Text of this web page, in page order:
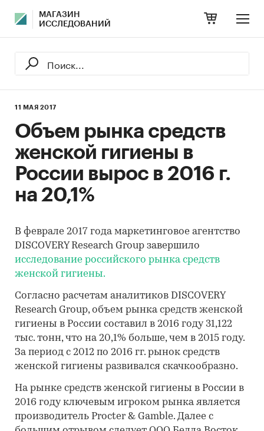
МАГАЗИН
ИССЛЕДОВАНИЙ
11 МАЯ 2017
Объем рынка средств
женской гигиены в
России вырос в 2016 г.
на 20,1%
В феврале 2017 года маркетинговое агентство
DISCOVERY Research Group завершило
исследование российского рынка средств
женской гигиены.
Согласно расчетам аналитиков DISCOVERY
Research Group, объем рынка средств женской
гигиены в России составил в 2016 году 31,122
тыс. тонн, что на 20,1% больше, чем в 2015 году.
За период с 2012 по 2016 гг. рынок средств
женской гигиены развивался скачкообразно.
На рынке средств женской гигиены в России в
2016 году ключевым игроком рынка является
производитель Procter & Gamble. Далее с